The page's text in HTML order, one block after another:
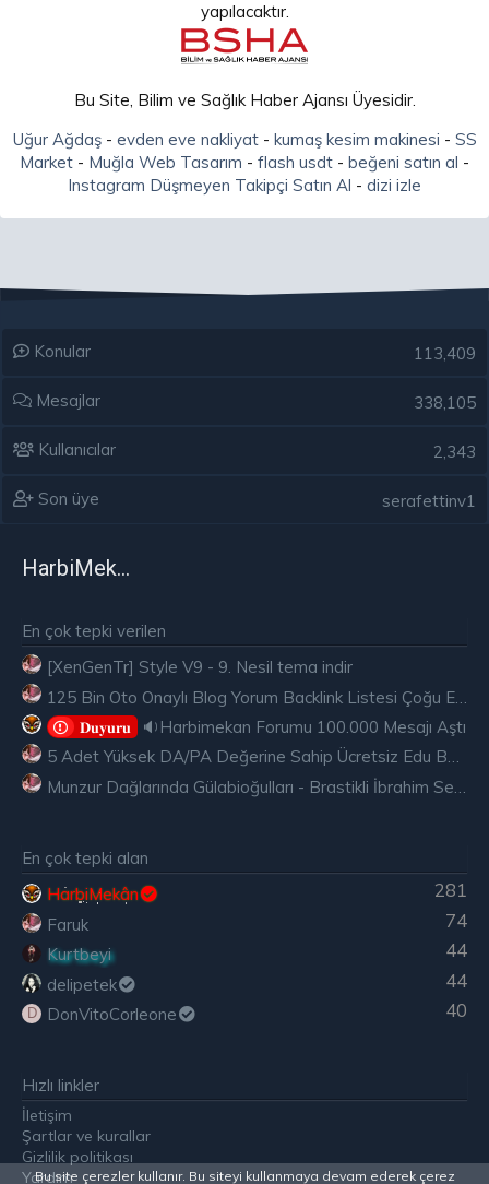
yapılacaktır.
Bu Site, Bilim ve Sağlık Haber Ajansı Üyesidir.
Uğur Ağdaş- evden eve nakliyat- kumaş kesim makinesi - SS
Market - Muğla Web Tasarım - flash usdt - beğeni satın al -
Instagram Düşmeyen Takipçi Satın Al - dizi izle
Konular 113,409
Mesajlar 338,105
Kullanıcılar 2,343
Son üye serafettinv1
HarbiMekân
En çok tepki verilen
[XenGenTr] Style V9 - 9. Nesil tema indir
𝐃𝐮𝐲𝐮𝐫𝐮
🔉Harbimekan Forumu 100.000 Mesajı Aştı
5 Adet Yüksek DA/PA Değerine Sahip Ücretsiz Edu Backlink
En çok tepki alan
281
HarbiMekân
74
Faruk
44
Kurtbeyi
44
delipetek
D 40
DonVitoCorleone
Hızlı linkler
İletişim
Şartlar ve kurallar
Gizlilik politikası
Yardım
Bu site çerezler kullanır. Bu siteyi kullanmaya devam ederek çerez